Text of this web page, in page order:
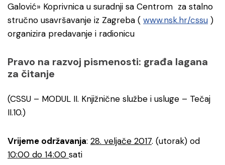
Galović» Koprivnica u suradnji sa Centrom za stalno
stručno usavršavanje iz Zagreba ( www.nsk.hr/cssu )
organizira predavanje i radionicu
Pravo na razvoj pismenosti: građa lagana
za čitanje
(CSSU – MODUL II. Knjižnične službe i usluge – Tečaj
II.10.)
Vrijeme održavanja: 28. veljače 2017. (utorak) od
10:00 do 14:00 sati